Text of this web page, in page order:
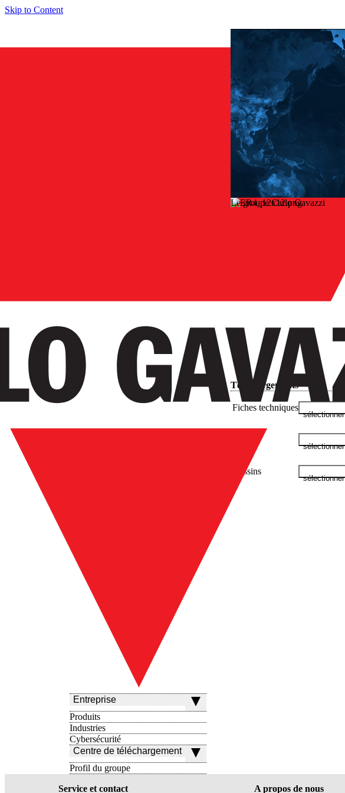
Skip to Content
Entreprise
Produits
Industries
Cybersécurité
Centre de téléchargement
Profil du groupe
Le groupe Carlo Gavazzi
Téléchargements
Fiches techniques
sélectionner
sélectionner
Dessins
sélectionner
Service et contact A propos de nous